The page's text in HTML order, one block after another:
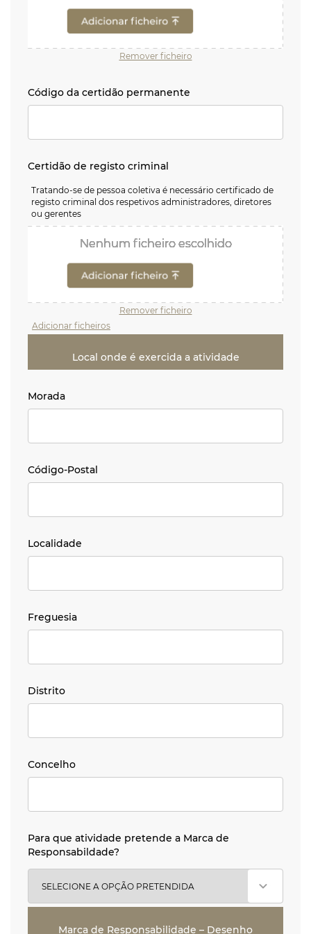
Remover ficheiro
Código da certidão permanente
Código da certidão permanente
Certidão de registo criminal
Certidão de registo criminal
Tratando-se de pessoa coletiva é necessário certificado de
registo criminal dos respetivos administradores, diretores
ou gerentes
Remover ficheiro
Adicionar ficheiros
Nenhum ficheiro escolhido
Nenhum ficheiro escolhido
Nenhum ficheiro escolhido
Nenhum ficheiro escolhido
Nenhum ficheiro escolhido
Nenhum ficheiro escolhido
Nenhum ficheiro escolhido
Nenhum ficheiro escolhido
Nenhum ficheiro escolhido
Local onde é exercida a atividade
Morada
Morada
Código-Postal
Código-Postal
Localidade
Localidade
Freguesia
Freguesia
Distrito
Distrito
Concelho
Concelho
Para que atividade pretende a Marca de
Para que atividade pretende a Marca de
Responsabildade?
Marca de Responsabilidade – Desenho